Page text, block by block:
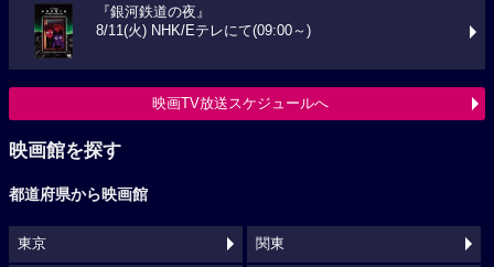
『銀河鉄道の夜』
8/11(火) NHK/Eテレにて(09:00～)
映画TV放送スケジュールへ
映画館を探す
都道府県から映画館
東京 関東